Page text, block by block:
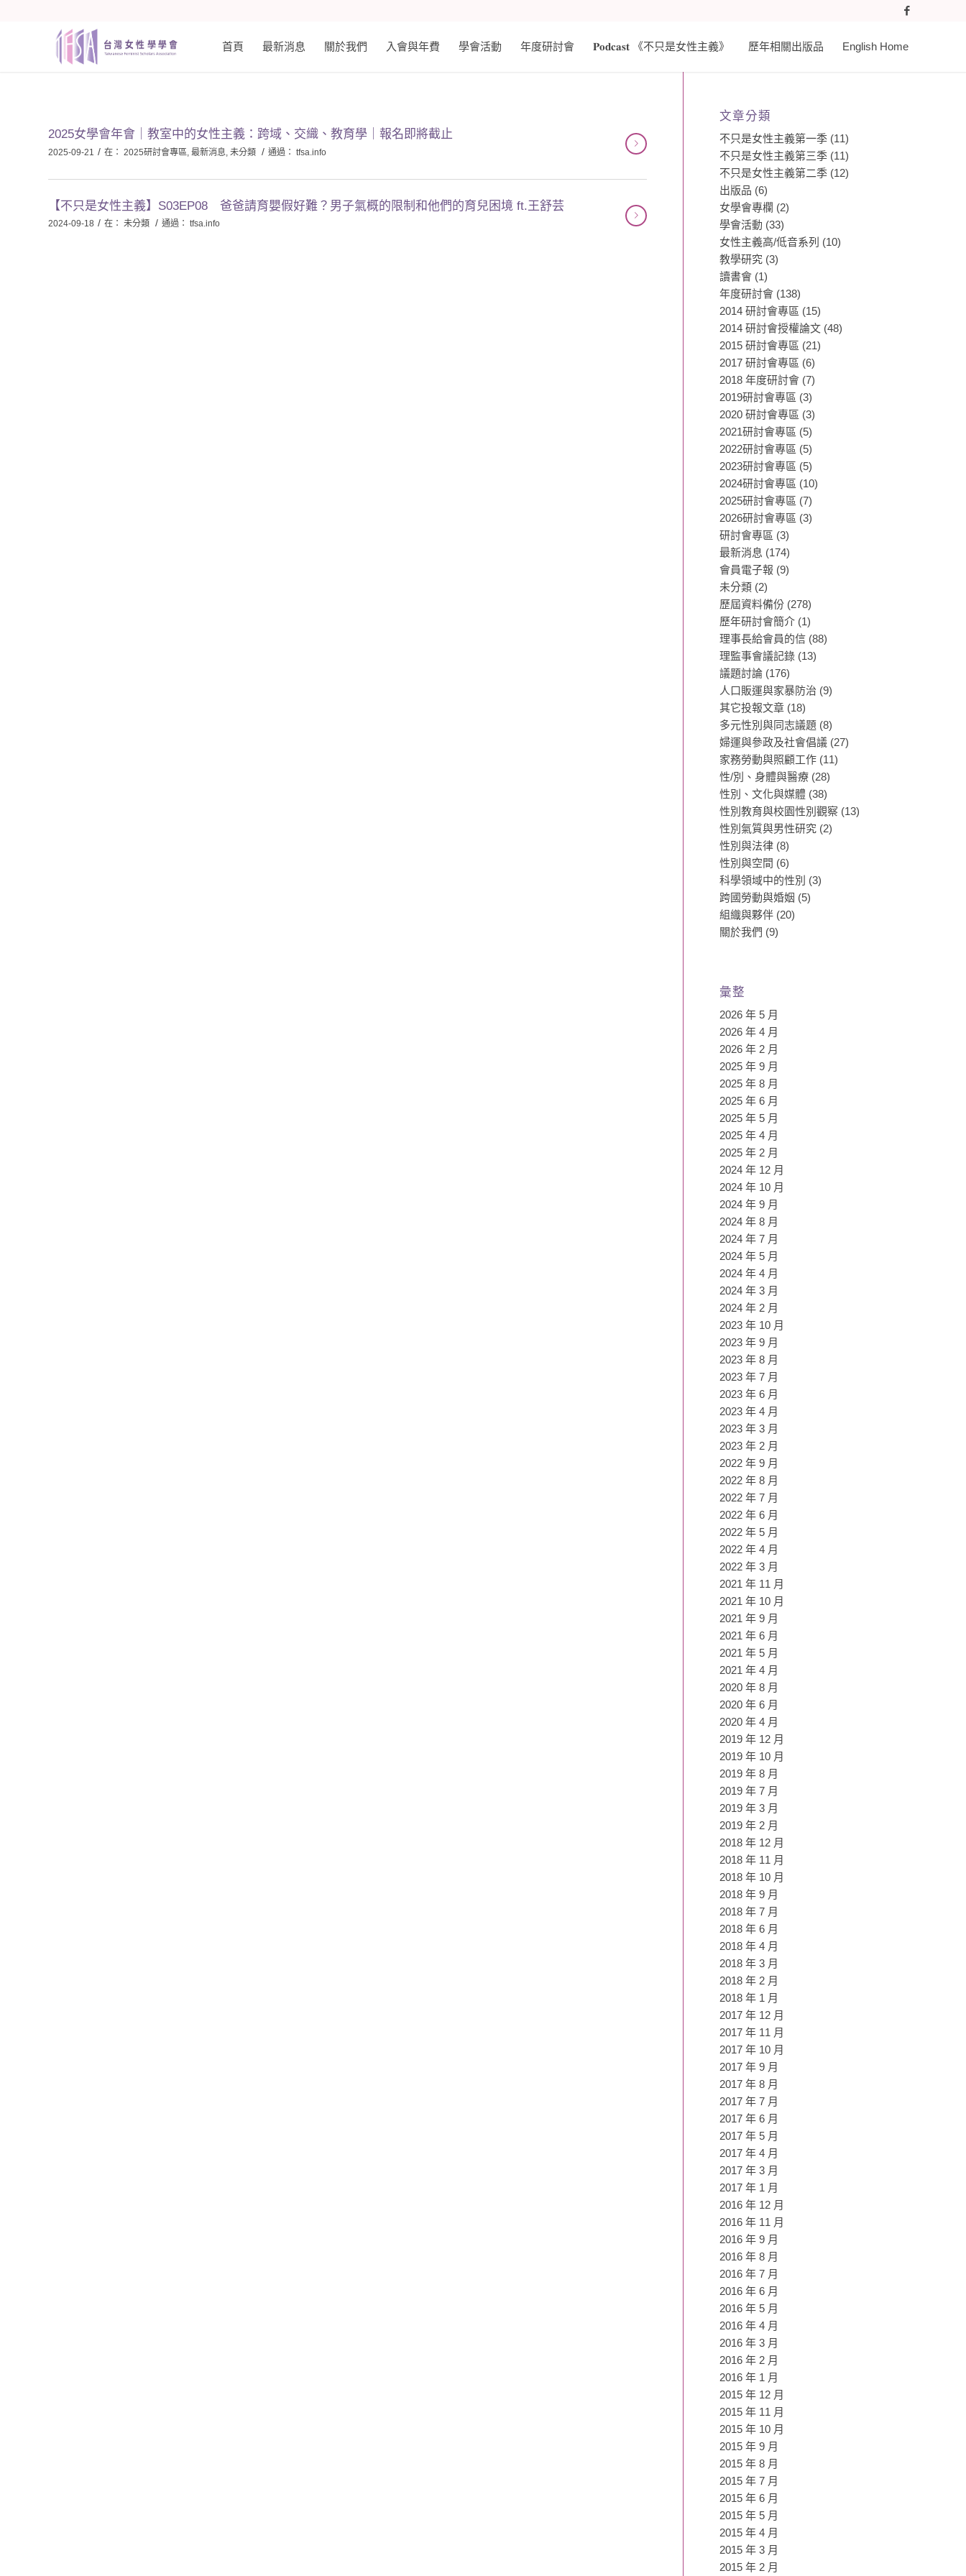
首頁 最新消息 關於我們 入會與年費 學會活動 年度研討會 𝐏𝐨𝐝𝐜𝐚𝐬𝐭 《不只是女性主義》 歷年相關出版品 English Home
2025女學會年會｜教室中的女性主義：跨域、交織、教育學｜報名即將截止
2025-09-21 / 在： 2025研討會專區 最新消息 未分類 / 通過： tfsa.info
【不只是女性主義】S03EP08 爸爸請育嬰假好難？男子氣概的限制和他們的育兒困境 ft.王舒芸
2024-09-18 / 在： 未分類 / 通過： tfsa.info
文章分類
不只是女性主義第一季 (11)
不只是女性主義第三季 (11)
不只是女性主義第二季 (12)
出版品 (6)
女學會專欄 (2)
學會活動 (33)
女性主義高/低音系列 (10)
教學研究 (3)
讀書會 (1)
年度研討會 (138)
2014 研討會專區 (15)
2014 研討會授權論文 (48)
2015 研討會專區 (21)
2017 研討會專區 (6)
2018 年度研討會 (7)
2019研討會專區 (3)
2020 研討會專區 (3)
2021研討會專區 (5)
2022研討會專區 (5)
2023研討會專區 (5)
2024研討會專區 (10)
2025研討會專區 (7)
2026研討會專區 (3)
研討會專區 (3)
最新消息 (174)
會員電子報 (9)
未分類 (2)
歷屆資料備份 (278)
歷年研討會簡介 (1)
理事長給會員的信 (88)
理監事會議記錄 (13)
議題討論 (176)
人口販運與家暴防治 (9)
其它投報文章 (18)
多元性別與同志議題 (8)
婦運與參政及社會倡議 (27)
家務勞動與照顧工作 (11)
性/別、身體與醫療 (28)
性別、文化與媒體 (38)
性別教育與校園性別觀察 (13)
性別氣質與男性研究 (2)
性別與法律 (8)
性別與空間 (6)
科學領域中的性別 (3)
跨國勞動與婚姻 (5)
組織與夥伴 (20)
關於我們 (9)
彙整
2026 年 5 月
2026 年 4 月
2026 年 2 月
2025 年 9 月
2025 年 8 月
2025 年 6 月
2025 年 5 月
2025 年 4 月
2025 年 2 月
2024 年 12 月
2024 年 10 月
2024 年 9 月
2024 年 8 月
2024 年 7 月
2024 年 5 月
2024 年 4 月
2024 年 3 月
2024 年 2 月
2023 年 10 月
2023 年 9 月
2023 年 8 月
2023 年 7 月
2023 年 6 月
2023 年 4 月
2023 年 3 月
2023 年 2 月
2022 年 9 月
2022 年 8 月
2022 年 7 月
2022 年 6 月
2022 年 5 月
2022 年 4 月
2022 年 3 月
2021 年 11 月
2021 年 10 月
2021 年 9 月
2021 年 6 月
2021 年 5 月
2021 年 4 月
2020 年 8 月
2020 年 6 月
2020 年 4 月
2019 年 12 月
2019 年 10 月
2019 年 8 月
2019 年 7 月
2019 年 3 月
2019 年 2 月
2018 年 12 月
2018 年 11 月
2018 年 10 月
2018 年 9 月
2018 年 7 月
2018 年 6 月
2018 年 4 月
2018 年 3 月
2018 年 2 月
2018 年 1 月
2017 年 12 月
2017 年 11 月
2017 年 10 月
2017 年 9 月
2017 年 8 月
2017 年 7 月
2017 年 6 月
2017 年 5 月
2017 年 4 月
2017 年 3 月
2017 年 1 月
2016 年 12 月
2016 年 11 月
2016 年 9 月
2016 年 8 月
2016 年 7 月
2016 年 6 月
2016 年 5 月
2016 年 4 月
2016 年 3 月
2016 年 2 月
2016 年 1 月
2015 年 12 月
2015 年 11 月
2015 年 10 月
2015 年 9 月
2015 年 8 月
2015 年 7 月
2015 年 6 月
2015 年 5 月
2015 年 4 月
2015 年 3 月
2015 年 2 月